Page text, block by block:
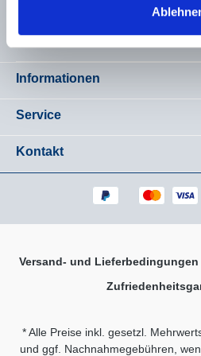
Widerruf per Kontaktformular
Informationen
Service
Kontakt
Versand- und Lieferbedingungen
* Alle Preise inkl. gesetzl.
und ggf. Nachnahmegebühren,